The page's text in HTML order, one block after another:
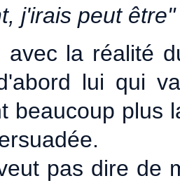
j'irais peut être"
avec la réalité
lui qui
beaucoup plus
pas dire de